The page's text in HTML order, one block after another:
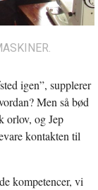
igen”, supplerer
Men så bød
orlov, og Jep
kontakten til
kompetencer, vi